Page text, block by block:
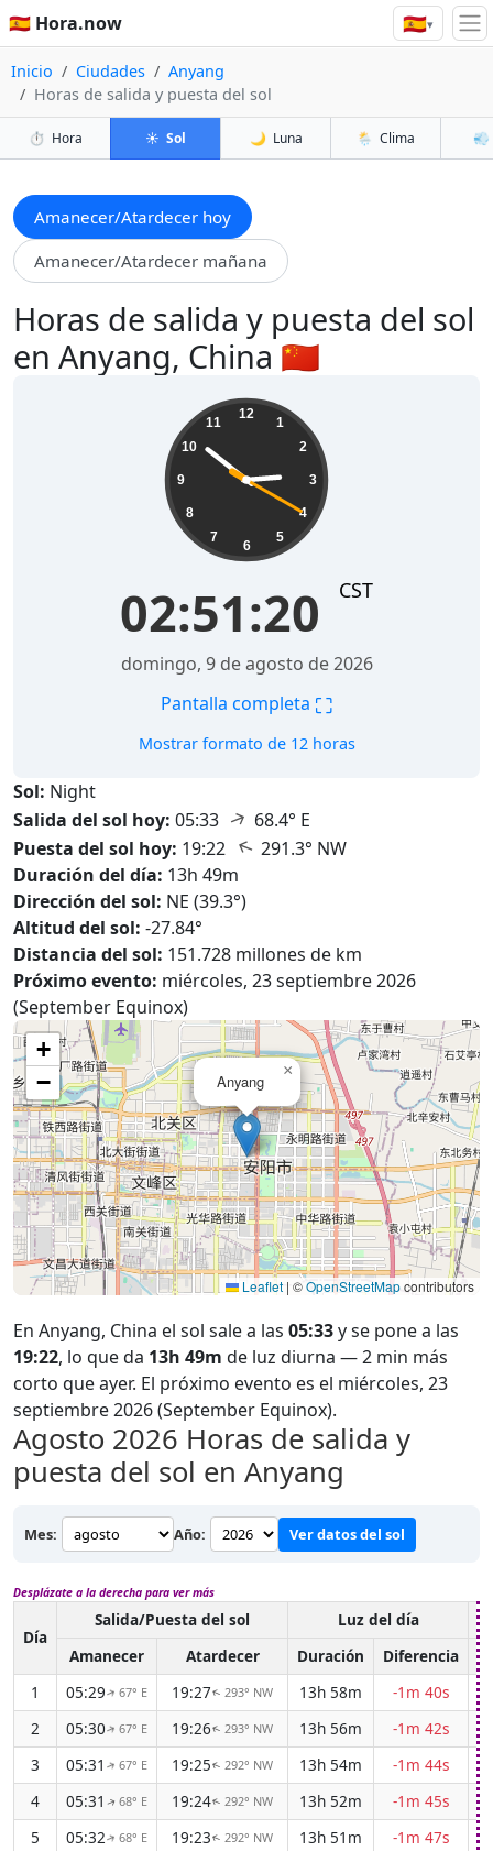
🇪🇸 Hora.now 🇪🇸▾
Inicio Ciudades
Anyang
Horas de salida y puesta del sol
⏱️ Hora ☀️ Sol 🌙 Luna 🌦️ Clima 💨
Amanecer/Atardecer hoy
Amanecer/Atardecer mañana
Horas de salida y puesta del sol
en Anyang, China 🇨🇳
12
1
2
3
4
5
6
7
8
9
10
11
02:51:22 CST
domingo, 9 de agosto de 2026
Pantalla completa ⛶
Mostrar formato de 12 horas
Sol: Night
Salida del sol hoy: 05:33 ↑ 68.4° E
Puesta del sol hoy: 19:22 ↑ 291.3° NW
Duración del día: 13h 49m
Dirección del sol: NE (39.3°)
Altitud del sol: -27.84°
Distancia del sol: 151.728 millones de km
Próximo evento: miércoles, 23 septiembre 2026
(September Equinox)
Anyang
×
+
−
Leaflet | ©OpenStreetMapcontributors
En Anyang, China el sol sale a las 05:33y se pone a las
19:22, lo que da 13h 49m de luz diurna — 2 min más
corto que ayer. El próximo evento es el miércoles, 23
septiembre 2026 (September Equinox).
Agosto 2026 Horas de salida y
puesta del sol en Anyang
Mes: Año: Ver datos del sol
Desplázate a la derecha para ver más
Día
Salida/Puesta del sol Luz del día
Amanecer
Atardecer Duración
Diferencia
1
05:29↑67° E 19:27↑293° NW 13h 58m
-1m 40s
2
05:30↑67° E 19:26↑293° NW 13h 56m
-1m 42s
3
05:31 ↑67° E 19:25↑ 292° NW 13h 54m
-1m 44s
4
05:31 ↑68° E 19:24↑ 292° NW 13h 52m
-1m 45s
5
05:32↑68° E 19:23↑ 292° NW 13h 51m
-1m 47s